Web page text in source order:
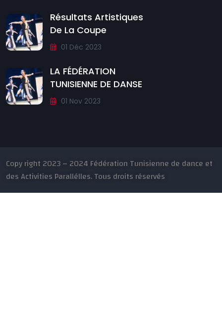
Résultats Artistiques
De La Coupe
01 Déc 2023
LA FÉDÉRATION
TUNISIENNE DE DANSE
01 Nov 2023
Copy right 2023 – 2024 Fédération Tunisienne de dance et
des Activities Parallélles. Tous droits réservés